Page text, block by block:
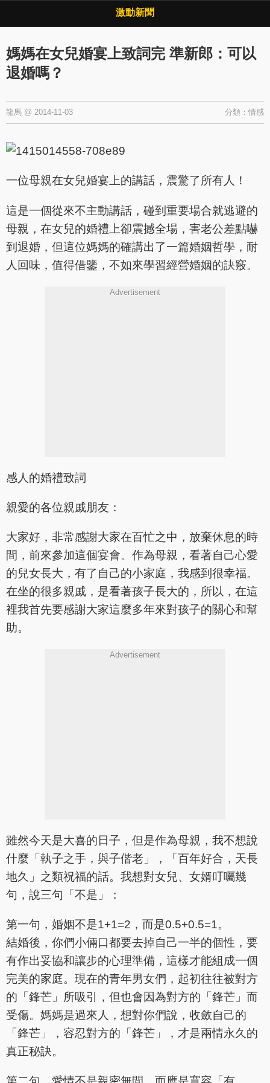
激動新聞
媽媽在女兒婚宴上致詞完 準新郎：可以
退婚嗎？
分類： 情感
龍馬 @ 2014-11-03
一位母親在女兒婚宴上的講話，震驚了所有人！
這是一個從來不主動講話，碰到重要場合就逃避的
母親，在女兒的婚禮上卻震撼全場，害老公差點嚇
到退婚，但這位媽媽的確講出了一篇婚姻哲學，耐
人回味，值得借鑒，不如來學習經營婚姻的訣竅。
Advertisement
感人的婚禮致詞
親愛的各位親戚朋友：
大家好，非常感謝大家在百忙之中，放棄休息的時
間，前來參加這個宴會。作為母親，看著自己心愛
的兒女長大，有了自己的小家庭，我感到很幸福。
在坐的很多親戚，是看著孩子長大的，所以，在這
裡我首先要感謝大家這麼多年來對孩子的關心和幫
助。
Advertisement
雖然今天是大喜的日子，但是作為母親，我不想說
什麼「執子之手，與子偕老」，「百年好合，天長
地久」之類祝福的話。我想對女兒、女婿叮囑幾
句，說三句「不是」：
第一句，婚姻不是1+1=2，而是0.5+0.5=1。
結婚後，你們小倆口都要去掉自己一半的個性，要
有作出妥協和讓步的心理準備，這樣才能組成一個
完美的家庭。現在的青年男女們，起初往往被對方
的「鋒芒」所吸引，但也會因為對方的「鋒芒」而
受傷。媽媽是過來人，想對你們說，收斂自己的
「鋒芒」，容忍對方的「鋒芒」，才是兩情永久的
真正秘訣。
Copyright © 2026 ·激動新聞